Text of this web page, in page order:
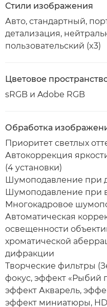
Стили изображения
Авто, стандартный,
детализация,
пользовательский (x3)
Цветовое
sRGB и Adobe RGB
Обработка
Приоритет светлых
Автокоррекция
(4 установки)
Шумоподавление при
Шумоподавление при
Многокадровое
Автоматическая
освещенности
хроматической
дифракции
Творческие фильтры
фокус, эффект «Рыбий
эффект Акварель,
эффект миниатюры,